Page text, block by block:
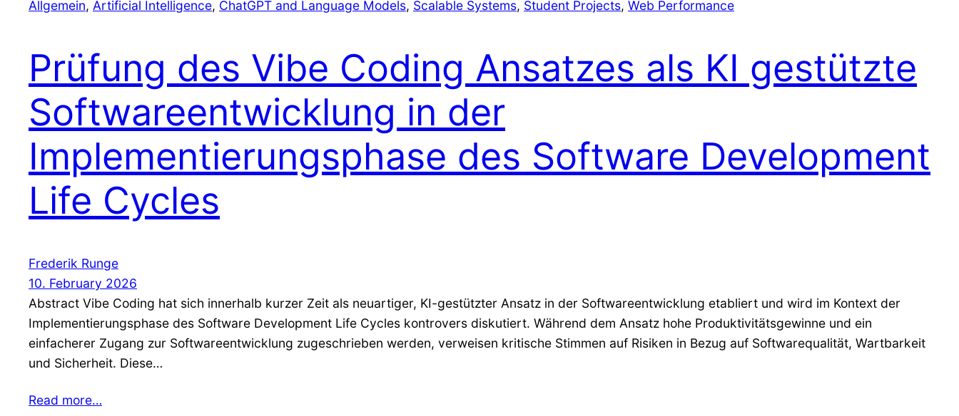
Allgemein, Artificial Intelligence, ChatGPT and Language Models, Scalable Systems, Student Projects, Web Performance
Prüfung des Vibe Coding Ansatzes als KI gestützte
Softwareentwicklung in der
Implementierungsphase des Software Development
Life Cycles
Frederik Runge
10. February 2026
Abstract Vibe Coding hat sich innerhalb kurzer Zeit als neuartiger, KI-gestützter Ansatz in der Softwareentwicklung etabliert und wird im Kontext der
Implementierungsphase des Software Development Life Cycles kontrovers diskutiert. Während dem Ansatz hohe Produktivitätsgewinne und ein
einfacherer Zugang zur Softwareentwicklung zugeschrieben werden, verweisen kritische Stimmen auf Risiken in Bezug auf Softwarequalität, Wartbarkeit
und Sicherheit. Diese…
Read more…